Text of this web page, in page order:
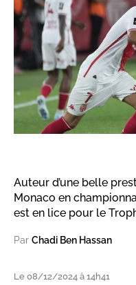
Auteur d’une belle
Monaco en
est en lice pour le
Par Chadi Ben Hassan
Le 08/12/2024 à 14h41